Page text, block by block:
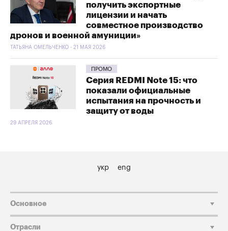
получить экспортные
лицензии и начать
совместное производство
дронов и военной амуниции»
ТАТЬЯНА ОМЕЛЬЧЕНКО - 21 МАЯ 2026
ПРОМО
Серия REDMI Note 15: что
показали официальные
испытания на прочность и
защиту от воды
29 АПРЕЛЯ 2026
укр eng
Основное
Отрасли